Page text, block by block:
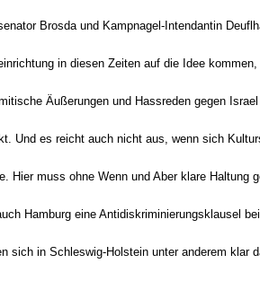
Brosda und Kampnagel-Intendantin
in diesen Zeiten auf die Idee
Äußerungen und Hassreden gegen
Und es reicht auch nicht aus, wenn sich
Hier muss ohne Wenn und Aber klare Haltung
Hamburg eine Antidiskriminierungsklausel
sich in Schleswig-Holstein unter anderem klar